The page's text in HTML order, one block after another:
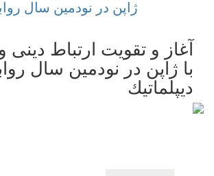
ژاپن در نودمین سال
آغاز و تقویت ارتباط
با ژاپن در نودمین سال
دیپلماتیك